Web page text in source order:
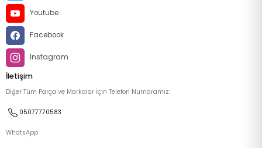
Youtube
Facebook
Instagram
İletişim
Diğer Tüm Parça ve Markalar İçin Telefon Numaramız:
05077770583
WhatsApp